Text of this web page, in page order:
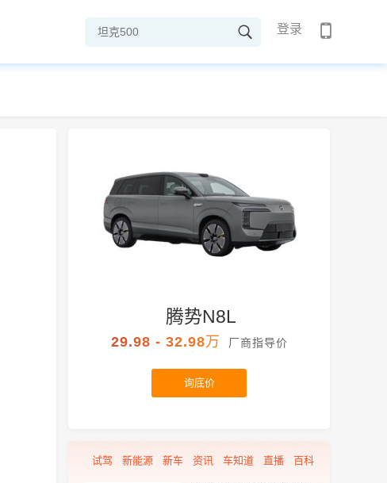
登录
腾势N8L
29.98 - 32.98万 厂商指导价
询底价
试驾 新能源 新车 资讯 车知道 直播 百科